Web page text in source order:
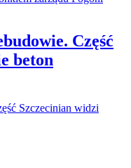
Część
beton